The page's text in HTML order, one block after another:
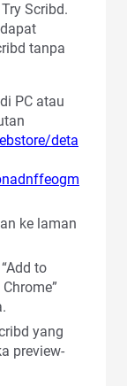
Scribd.
tanpa
PC atau
deta
ke laman
to
yang
preview-